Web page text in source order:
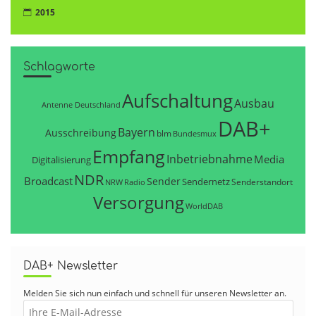
2015
Schlagworte
Antenne Deutschland AufschaltungAusbau
AusschreibungBayern blm Bundesmux DAB+
Digitalisierung EmpfangInbetriebnahme Media
Broadcast NDR NRW Radio SenderSendernetzSenderstandort
VersorgungWorldDAB
DAB+ Newsletter
Melden Sie sich nun einfach und schnell für unseren Newsletter an.